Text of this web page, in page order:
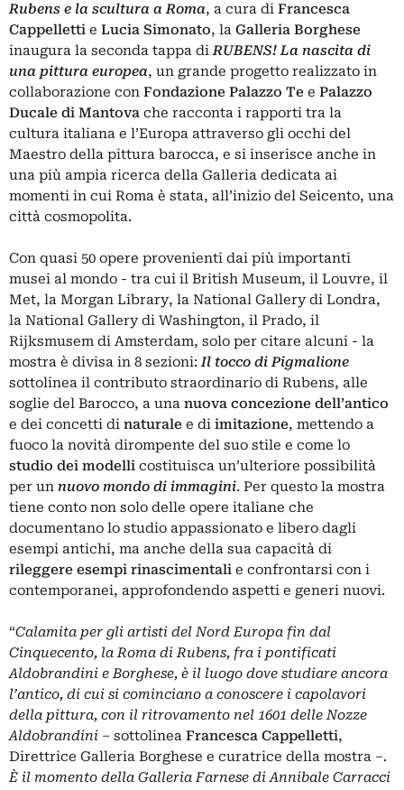
Rubens e la scultura a Roma, a cura di Francesca
Cappelletti e Lucia Simonato, la Galleria Borghese
inaugura la seconda tappa diRUBENS! La nascita di
una pittura europea, un grande progetto realizzato in
collaborazione con Fondazione Palazzo Te e Palazzo
Ducale di Mantova che racconta i rapporti tra la
cultura italiana e l’Europa attraverso gli occhi del
Maestro della pittura barocca, e si inserisce anche in
una più ampia ricerca della Galleria dedicata ai
momenti in cui Roma è stata, all’inizio del Seicento, una
città cosmopolita.
Con quasi 50 opere provenienti dai più importanti
musei al mondo - tra cui il British Museum, il Louvre, il
Met, la Morgan Library, la National Gallery di Londra,
la National Gallery di Washington, il Prado, il
Rijksmusem di Amsterdam, solo per citare alcuni - la
mostra è divisa in 8 sezioni:Il tocco di Pigmalione
sottolinea il contributo straordinario di Rubens, alle
soglie del Barocco, a una nuova concezione dell’antico
e dei concetti di naturale e di imitazione, mettendo a
fuoco la novità dirompente del suo stile e come lo
studio dei modelli costituisca un’ulteriore possibilità
per un nuovo mondo di immagini. Per questo la mostra
tiene conto non solo delle opere italiane che
documentano lo studio appassionato e libero dagli
esempi antichi, ma anche della sua capacità di
rileggere esempi rinascimentali e confrontarsi con i
contemporanei, approfondendo aspetti e generi nuovi.
“Calamita per gli artisti del Nord Europa fin dal
Cinquecento, la Roma di Rubens, fra i pontificati
Aldobrandini e Borghese, è il luogo dove studiare ancora
l’antico, di cui si cominciano a conoscere i capolavori
della pittura, con il ritrovamento nel 1601 delle Nozze
Aldobrandini – sottolinea Francesca Cappelletti,
Direttrice Galleria Borghese e curatrice della mostra –.
È il momento della Galleria Farnese di Annibale Carracci